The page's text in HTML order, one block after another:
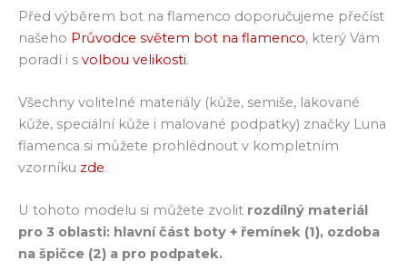
Před výběrem bot na flamenco doporučujeme přečíst
našeho Průvodce světem bot na flamenco, který Vám
poradí i s volbou velikosti.
Všechny volitelné materiály (kůže, semiše, lakované
kůže, speciální kůže i malované podpatky) značky Luna
flamenca si můžete prohlédnout v kompletním
vzorníku zde.
U tohoto modelu si můžete zvolit rozdílný materiál
pro 3 oblasti: hlavní část boty + řemínek (1), ozdoba
na špičce (2) a pro podpatek.